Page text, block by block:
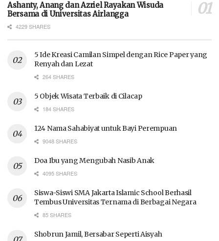
Ashanty, Anang dan Azriel Rayakan Wisuda
Bersama di Universitas Airlangga
4229 SHARES
5 Ide Kreasi Camilan Simpel dengan Rice Paper yang
Renyah dan Lezat
264 SHARES
5 Objek Wisata Terbaik di Cilacap
184 SHARES
124 Nama Sahabiyat untuk Bayi Perempuan
9048 SHARES
Doa Ibu yang Mengubah Nasib Anak
4095 SHARES
Siswa-Siswi SMA Jakarta Islamic School Berhasil
Tembus Universitas Ternama di Berbagai Negara
85 SHARES
Shobrun Jamil, Bersabar Seperti Aisyah